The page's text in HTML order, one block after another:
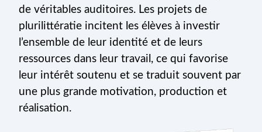
de véritables auditoires. Les projets de
plurilittératie incitent les élèves à investir
l’ensemble de leur identité et de leurs
ressources dans leur travail, ce qui favorise
leur intérêt soutenu et se traduit souvent par
une plus grande motivation, production et
réalisation.